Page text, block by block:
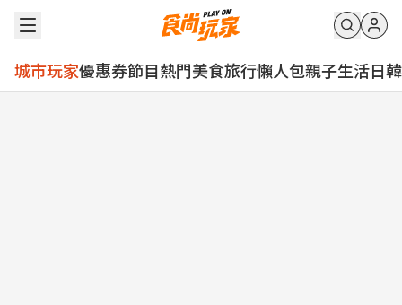
城市玩家優惠券節目熱門美食旅行懶人包親子生活日韓